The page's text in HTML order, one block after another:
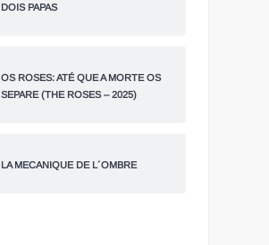
DOIS PAPAS
OS ROSES: ATÉ QUE A MORTE OS
SEPARE (THE ROSES – 2025)
LA MECANIQUE DE L´OMBRE